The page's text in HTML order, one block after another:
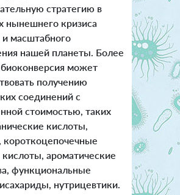
стратегию в
нынешнего кризиса
и масштабного
нашей планеты. Более
биоконверсия может
получению
соединений с
стоимостью, таких
кислоты,
короткоцепочечные
ароматические
функциональные
нутрицевтики.